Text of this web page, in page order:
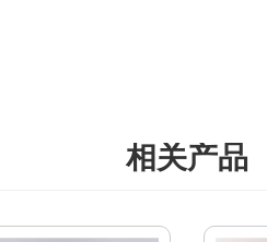
相关产品